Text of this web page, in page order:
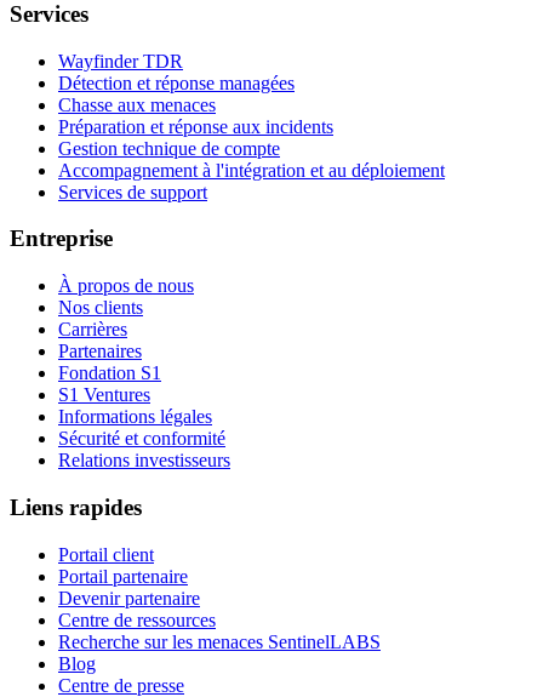
Services
Wayfinder TDR
Détection et réponse managées
Chasse aux menaces
Préparation et réponse aux incidents
Gestion technique de compte
Accompagnement à l'intégration et au déploiement
Services de support
Entreprise
À propos de nous
Nos clients
Carrières
Partenaires
Fondation S1
S1 Ventures
Informations légales
Sécurité et conformité
Relations investisseurs
Liens rapides
Portail client
Portail partenaire
Devenir partenaire
Centre de ressources
Recherche sur les menaces SentinelLABS
Blog
Centre de presse